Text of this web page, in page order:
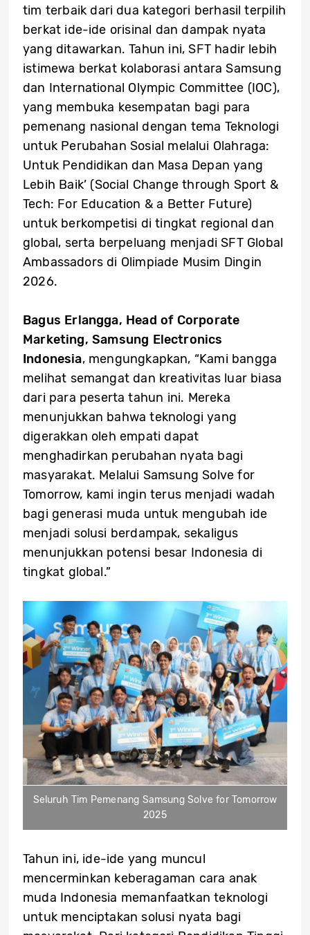
tim terbaik dari dua kategori berhasil terpilih
berkat ide-ide orisinal dan dampak nyata
yang ditawarkan. Tahun ini, SFT hadir lebih
istimewa berkat kolaborasi antara Samsung
dan International Olympic Committee (IOC),
yang membuka kesempatan bagi para
pemenang nasional dengan tema Teknologi
untuk Perubahan Sosial melalui Olahraga:
Untuk Pendidikan dan Masa Depan yang
Lebih Baik’ (Social Change through Sport &
Tech: For Education & a Better Future)
untuk berkompetisi di tingkat regional dan
global, serta berpeluang menjadi SFT Global
Ambassadors di Olimpiade Musim Dingin
2026.
Bagus Erlangga, Head of Corporate
Marketing, Samsung Electronics
Indonesia, mengungkapkan, “Kami bangga
melihat semangat dan kreativitas luar biasa
dari para peserta tahun ini. Mereka
menunjukkan bahwa teknologi yang
digerakkan oleh empati dapat
menghadirkan perubahan nyata bagi
masyarakat. Melalui Samsung Solve for
Tomorrow, kami ingin terus menjadi wadah
bagi generasi muda untuk mengubah ide
menjadi solusi berdampak, sekaligus
menunjukkan potensi besar Indonesia di
tingkat global.”
Seluruh Tim Pemenang Samsung Solve for Tomorrow
2025
Tahun ini, ide-ide yang muncul
mencerminkan keberagaman cara anak
muda Indonesia memanfaatkan teknologi
untuk menciptakan solusi nyata bagi